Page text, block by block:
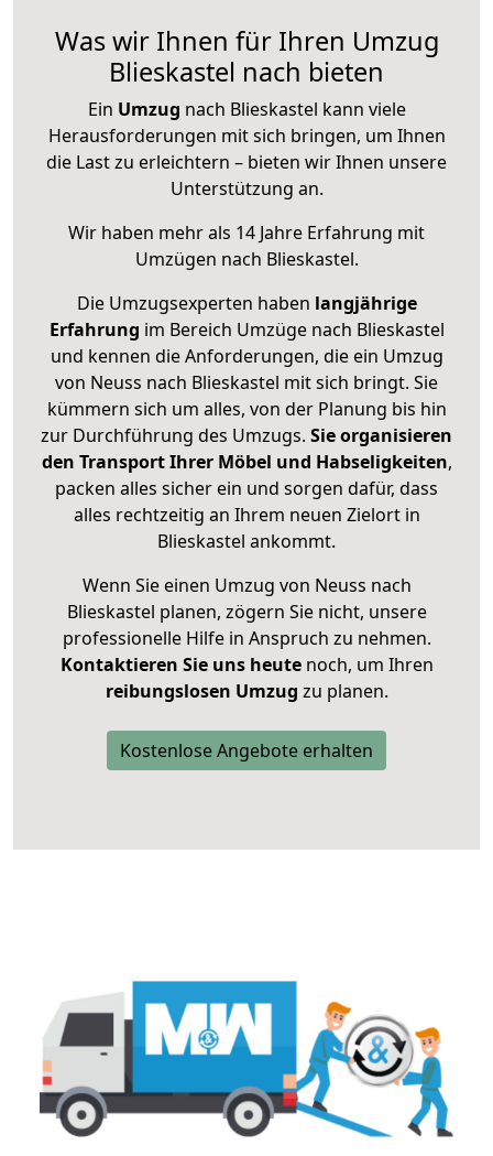
Was wir Ihnen für Ihren Umzug
Blieskastel nach bieten
Ein Umzug nach Blieskastel kann viele
Herausforderungen mit sich bringen, um Ihnen
die Last zu erleichtern – bieten wir Ihnen unsere
Unterstützung an.
Wir haben mehr als 14 Jahre Erfahrung mit
Umzügen nach Blieskastel.
Die Umzugsexperten haben langjährige
Erfahrung im Bereich Umzüge nach Blieskastel
und kennen die Anforderungen, die ein Umzug
von Neuss nach Blieskastel mit sich bringt. Sie
kümmern sich um alles, von der Planung bis hin
zur Durchführung des Umzugs. Sie organisieren
den Transport Ihrer Möbel und Habseligkeiten,
packen alles sicher ein und sorgen dafür, dass
alles rechtzeitig an Ihrem neuen Zielort in
Blieskastel ankommt.
Wenn Sie einen Umzug von Neuss nach
Blieskastel planen, zögern Sie nicht, unsere
professionelle Hilfe in Anspruch zu nehmen.
Kontaktieren Sie uns heutenoch, um Ihren
reibungslosen Umzug zu planen.
Kostenlose Angebote erhalten